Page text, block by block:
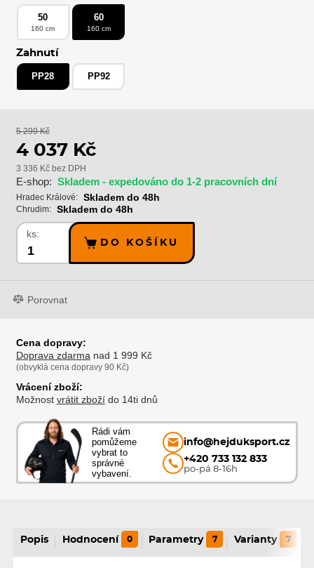
50
160 cm
60
160 cm
Zahnutí
PP28 PP92
5 299 Kč
4 037 Kč
3 336 Kč bez DPH
E-shop: Skladem - expedováno do 1-2 pracovních dní
Hradec Králové: Skladem do 48h
Chrudim: Skladem do 48h
ks:
DO KOŠÍKU
Porovnat
Cena dopravy:
Doprava zdarma nad 1 999 Kč
(obvyklá cena dopravy 90 Kč)
Vrácení zboží:
Možnost vrátit zbožído 14ti dnů
Rádi vám
pomůžeme
vybrat to
správné
vybavení.
info@hejduksport.cz
+420 733 132 833
po-pá 8-16h
Popis Hodnocení 0 Parametry 7 Varianty 7